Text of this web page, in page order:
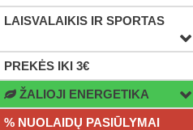
LAISVALAIKIS IR SPORTAS
PREKĖS IKI 3€
ŽALIOJI ENERGETIKA
% NUOLAIDŲ PASIŪLYMAI